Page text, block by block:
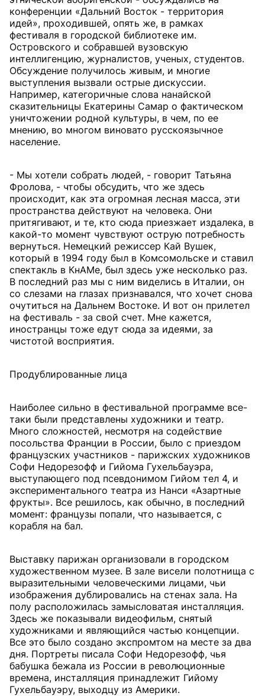
конференции «Дальний Восток - территория
идей», проходившей, опять же, в рамках
фестиваля в городской библиотеке им.
Островского и собравшей вузовскую
интеллигенцию, журналистов, ученых, студентов.
Обсуждение получилось живым, и многие
выступления вызвали острые дискуссии.
Например, категоричные слова нанайской
сказительницы Екатерины Самар о фактическом
уничтожении родной культуры, в чем, по ее
мнению, во многом виновато русскоязычное
население.
- Мы хотели собрать людей, - говорит Татьяна
Фролова, - чтобы обсудить, что же здесь
происходит, как эта огромная лесная масса, эти
пространства действуют на человека. Они
притягивают, и те, кто сюда приезжает издалека, в
какой-то момент чувствуют острую потребность
вернуться. Немецкий режиссер Кай Вушек,
который в 1994 году был в Комсомольске и ставил
спектакль в КнАМе, был здесь уже несколько раз.
В последний раз мы с ним виделись в Италии, он
со слезами на глазах признавался, что хочет снова
очутиться на Дальнем Востоке. И вот он прилетел
на фестиваль - за свой счет. Мне кажется,
иностранцы тоже едут сюда за идеями, за
чистотой восприятия.
Продублированные лица
Наиболее сильно в фестивальной программе все-
таки были представлены художники и театр.
Много сложностей, несмотря на содействие
посольства Франции в России, было с приездом
французских участников - парижских художников
Софи Недорезофф и Гийома Гухельбауэра,
выступающего под псевдонимом Гийом тел 4, и
экспериментального театра из Нанси «Азартные
фрукты». Все решилось, как обычно, в последний
момент: французы попали, что называется, с
корабля на бал.
Выставку парижан организовали в городском
художественном музее. В зале висели полотнища с
выразительными человеческими лицами, чьи
изображения дублировались на стенах зала. На
полу расположилась замысловатая инсталляция.
Здесь же показывали видеофильм, снятый
художниками и являющийся частью концепции.
Все это было создано экспромтом на месте за два
дня. Портреты писала Софи Недорезофф, чья
бабушка бежала из России в революционные
времена, инсталляция принадлежит Гийому
Гухельбауэру, выходцу из Америки.